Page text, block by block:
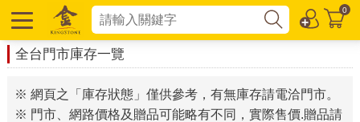
0
全台門市庫存一覽
※ 網頁之「庫存狀態」僅供參考，有無庫存請電洽門市。
※ 門市、網路價格及贈品可能略有不同，實際售價.贈品請